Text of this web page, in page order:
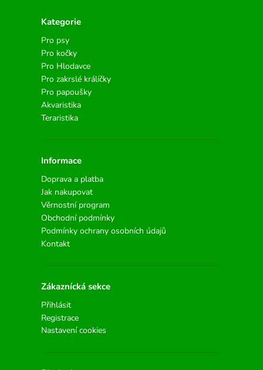
Kategorie
Pro psy
Pro kočky
Pro Hlodavce
Pro zakrslé králíčky
Pro papoušky
Akvaristika
Teraristika
Informace
Doprava a platba
Jak nakupovat
Věrnostní program
Obchodní podmínky
Podmínky ochrany osobních údajů
Kontakt
Zákaznícká sekce
Přihlásit
Registrace
Nastavení cookies